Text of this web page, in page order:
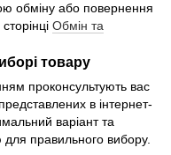
обміну або повернення
Обмін та
товару
проконсультують вас
в інтернет-
варіант та
правильного вибору.